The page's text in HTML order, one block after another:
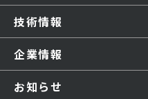
技術情報
企業情報
お知らせ